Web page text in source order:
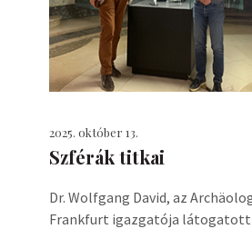
2025. október 13.
Szférák titkai
Dr. Wolfgang David, az
Frankfurt igazgatója látogatott